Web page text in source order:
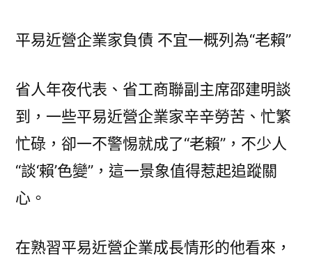
平易近營企業家負債 不宜一概列為“老賴”
省人年夜代表、省工商聯副主席邵建明談
到，一些平易近營企業家辛辛勞苦、忙繁
忙碌，卻一不警惕就成了“老賴”，不少人
“談‘賴’色變”，這一景象值得惹起追蹤關
心。
在熟習平易近營企業成長情形的他看來，